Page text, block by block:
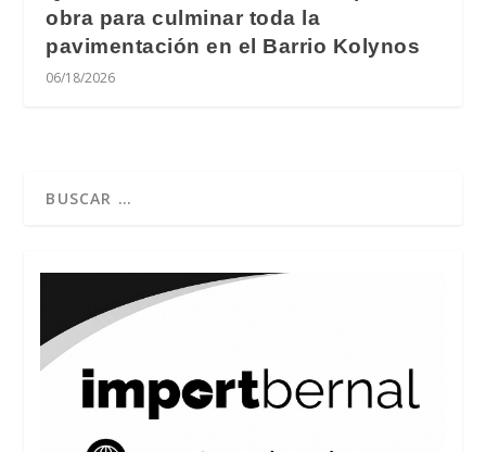
obra para culminar toda la
pavimentación en el Barrio Kolynos
06/18/2026